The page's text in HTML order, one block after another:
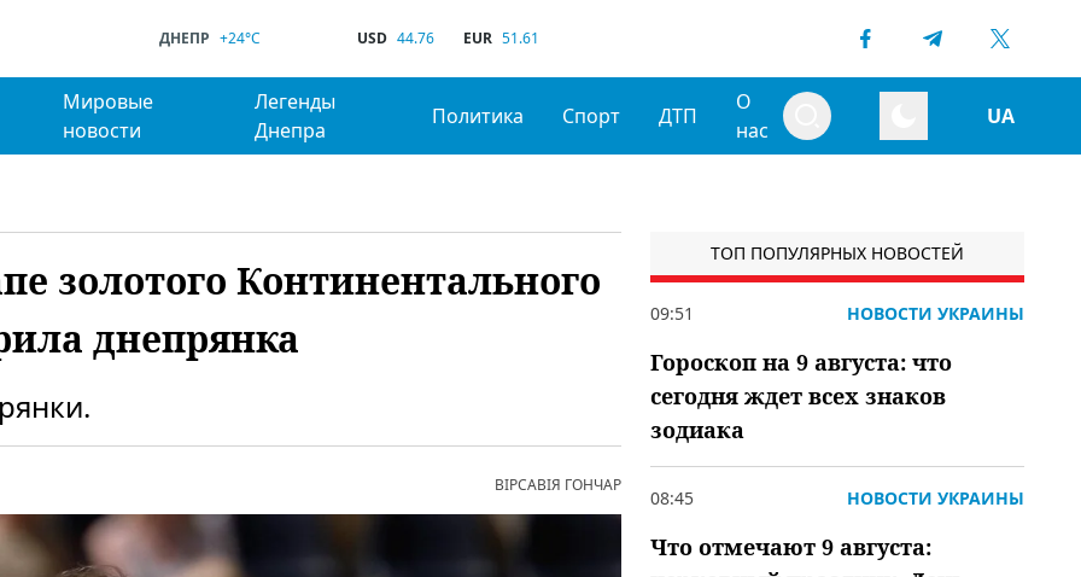
ДНЕПР +24°C USD 44.76 EUR 51.61
Мировые
новости
Легенды
Днепра
Политика Спорт ДТП
О
нас
UA
золотого Континентального
днепрянка
ВІРСАВІЯ ГОНЧАР
ТОП ПОПУЛЯРНЫХ НОВОСТЕЙ
09:51 НОВОСТИ УКРАИНЫ
Гороскоп на 9 августа: что
сегодня ждет всех знаков
зодиака
08:45 НОВОСТИ УКРАИНЫ
Что отмечают 9 августа: